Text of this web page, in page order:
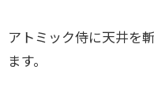
アトミック侍に天井を
ます。